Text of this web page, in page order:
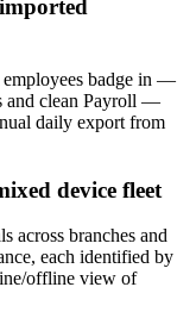
employees badge in —
and clean Payroll —
daily export from
device fleet
across branches and
each identified by
offline view of